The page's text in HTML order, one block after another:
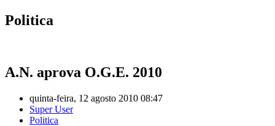
Politica
A.N. aprova O.G.E. 2010
quinta-feira, 12 agosto 2010 08:47
Super User
Politica